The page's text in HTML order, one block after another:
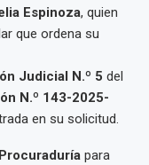
Espinoza, quien
que ordena su
Judicial N.º 5 del
N.º 143-2025-
en su solicitud.
para